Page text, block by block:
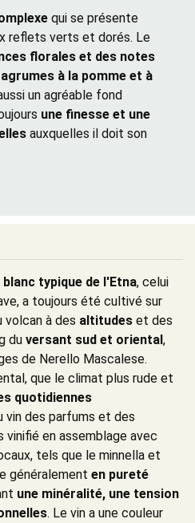
qui se présente
reflets verts et dorés. Le
florales et des notes
à la pomme et à
un agréable fond
une finesse et une
auxquelles il doit son
typique de l'Etna, celui
a toujours été cultivé sur
volcan à des altitudes et des
du versant sud et oriental,
de Nerello Mascalese.
que le climat plus rude et
quotidiennes
vin des parfums et des
en assemblage avec
tels que le minnella et
généralement en pureté
une minéralité, une tension
. Le vin a une couleur